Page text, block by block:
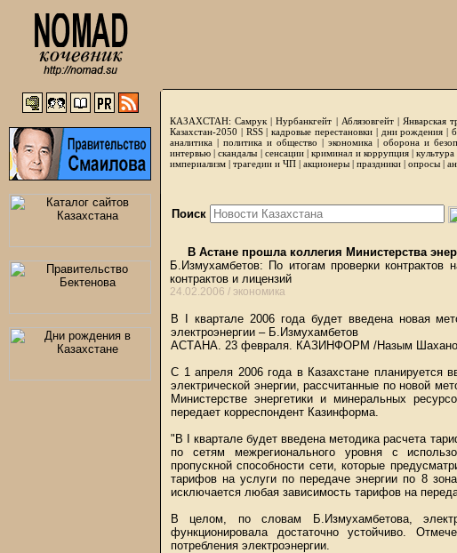
КАЗАХСТАН: Самрук |Нурбанкгейт | Аблязовгейт| Январская
Казахстан-2050 | RSS|кадровые перестановки| дни рождения |
аналитика | политика и общество | экономика | оборона и
интервью |скандалы | сенсации|криминал и коррупция|
империализм | трагедии и ЧП | акционеры | праздники | опросы |
Поиск
В Астане прошла коллегия Министерства
Б.Измухамбетов: По итогам проверки
контрактов и лицензий
24.02.2006 / экономика
В I квартале 2006 года будет введена новая
электроэнергии – Б.Измухамбетов
АСТАНА. 23 февраля. КАЗИНФОРМ /Назым
С 1 апреля 2006 года в Казахстане планируется
электрической энергии, рассчитанные по новой
Министерстве энергетики и минеральных
передает корреспондент Казинформа.
"В I квартале будет введена методика расчета
по сетям межрегионального уровня с
пропускной способности сети, которые
тарифов на услуги по передаче энергии по 8
исключается любая зависимость тарифов на
В целом, по словам Б.Измухамбетова,
функционировала достаточно устойчиво.
потребления электроэнергии.